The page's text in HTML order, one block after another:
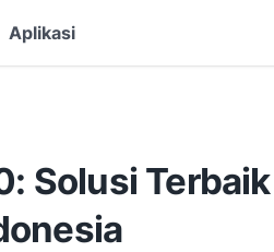
Aplikasi
Solusi Terbaik